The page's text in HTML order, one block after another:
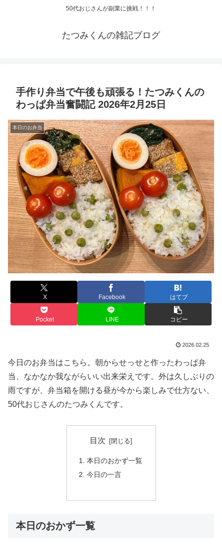
50代おじさんが副業に挑戦！！！
たつみくんの雑記ブログ
手作り弁当で午後も頑張る！たつみくんの
わっぱ弁当奮闘記 2026年2月25日
本日のお弁当
X Facebook はてブ
Pocket LINE コピー
2026.02.25
今日のお弁当はこちら。朝からせっせと作ったわっぱ弁
当、なかなか我ながらいい出来栄えです。外は久しぶりの
雨ですが、弁当箱を開ける昼が今から楽しみで仕方ない、
50代おじさんのたつみくんです。
目次
本日のおかず一覧
今日の一言
本日のおかず一覧